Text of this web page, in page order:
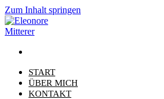
Zum Inhalt springen
START
ÜBER MICH
KONTAKT